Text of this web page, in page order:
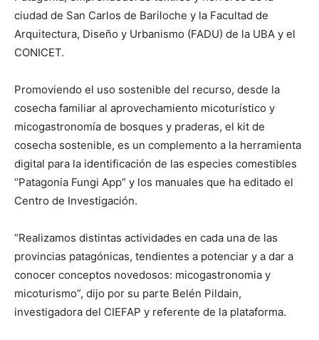
ciudad de San Carlos de Bariloche y la Facultad de
Arquitectura, Diseño y Urbanismo (FADU) de la UBA y el
CONICET.
Promoviendo el uso sostenible del recurso, desde la
cosecha familiar al aprovechamiento micoturístico y
micogastronomía de bosques y praderas, el kit de
cosecha sostenible, es un complemento a la herramienta
digital para la identificación de las especies comestibles
“Patagonia Fungi App” y los manuales que ha editado el
Centro de Investigación.
“Realizamos distintas actividades en cada una de las
provincias patagónicas, tendientes a potenciar y a dar a
conocer conceptos novedosos: micogastronomia y
micoturismo”, dijo por su parte Belén Pildain,
investigadora del CIEFAP y referente de la plataforma.